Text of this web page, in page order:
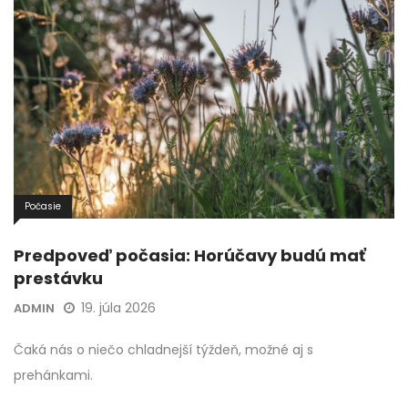
Počasie
Predpoveď počasia: Horúčavy budú mať
prestávku
ADMIN 19. júla 2026
Čaká nás o niečo chladnejší týždeň, možné aj s
prehánkami.